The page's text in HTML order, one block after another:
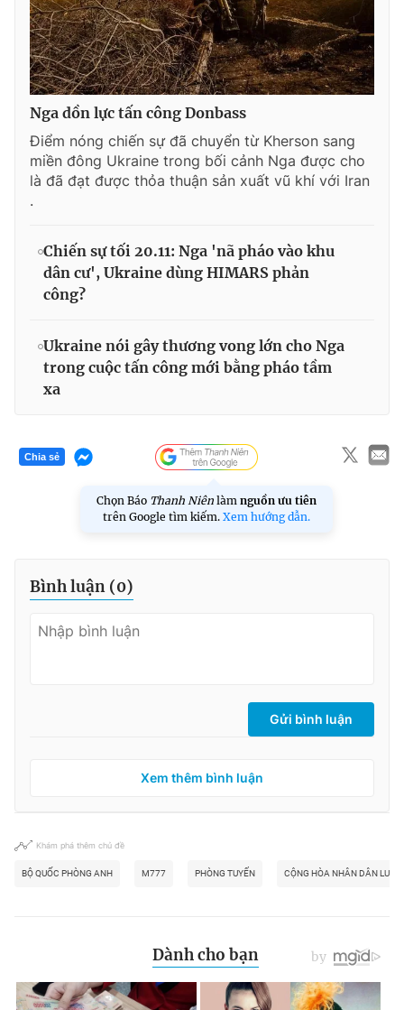
Nga dồn lực tấn công Donbass
Điểm nóng chiến sự đã chuyển từ Kherson sang
miền đông Ukraine trong bối cảnh Nga được cho
là đã đạt được thỏa thuận sản xuất vũ khí với Iran
.
Chiến sự tối 20.11: Nga 'nã pháo vào khu
dân cư', Ukraine dùng HIMARS phản
công?
Ukraine nói gây thương vong lớn cho Nga
trong cuộc tấn công mới bằng pháo tầm
xa
Chia sẻ
Chọn Báo Thanh Niên làm nguồn ưu tiên
trên Google tìm kiếm. Xem hướng dẫn.
Bình luận (0)
Gửi bình luận
Xem thêm bình luận
Khám phá thêm chủ đề
BỘ QUỐC PHÒNG ANH M777 PHÒNG TUYẾN CỘNG HÒA NHÂN DÂN